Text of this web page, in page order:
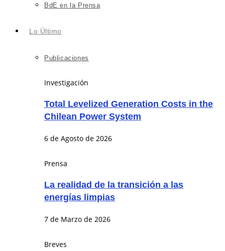
BdE en la Prensa
Lo Último
Publicaciones
Investigación
Total Levelized Generation Costs in the
Chilean Power System
6 de Agosto de 2026
Prensa
La realidad de la transición a las
energías limpias
7 de Marzo de 2026
Breves